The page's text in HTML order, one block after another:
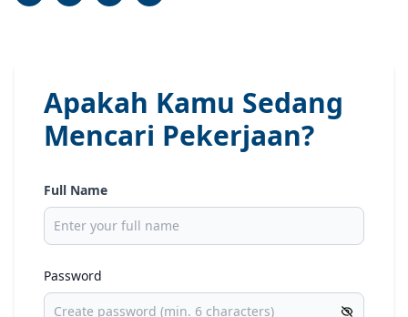
Apakah Kamu Sedang
Mencari Pekerjaan?
Full Name
Password